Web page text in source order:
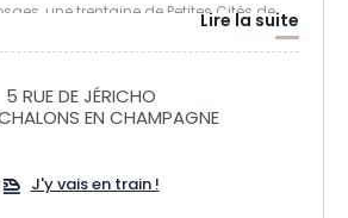
une trentaine de Petites Cités de
les visiter, les portes vous sont ouvertes.
un certain art de vivre.
Lire la suite
5 RUE DE JÉRICHO
EN CHAMPAGNE
J'y vais en train !